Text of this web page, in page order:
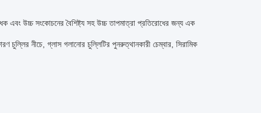
এবং উচ্চ সংকোচনের বৈশিষ্ট্য সহ উচ্চ তাপমাত্রা প্রতিরোধের জন্য এক
চুল্লির নীচে, গ্লাস গলানোর চুল্লিটির পুনরুত্থানকারী চেম্বার, সিরামিক